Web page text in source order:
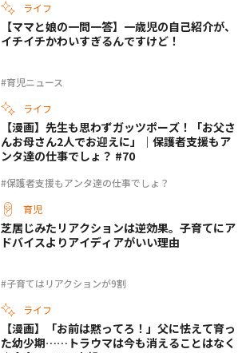
ライフ
#育児ニュース
【ママと娘の一問一答】一歳児の自己紹介が、
イチイチかわいすぎるんですけど！
ライフ
#保護者支援もアンタ達の仕事でしょ？
【漫画】先生も思わずガッツポーズ！「お父さ
んお母さん2人でお迎えに」｜保護者支援もア
ンタ達の仕事でしょ？ #70
育児
#子育てはリアクションが9割
芝居じみたリアクションは逆効果。子育てにア
ドバイスよりアイディアがいい理由
ライフ
【漫画】「お前は黙ってろ！」父に怯えて育っ
た幼少期……トラウマは今も消えることはなく